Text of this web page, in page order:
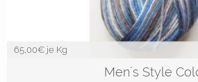
65,00€ je Kg
Men´s Style